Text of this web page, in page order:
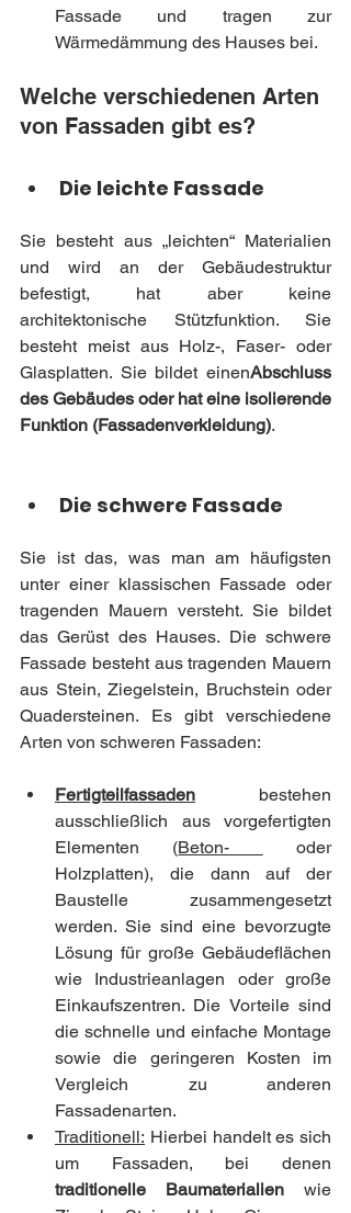
Fassade und tragen zur
Wärmedämmung des Hauses bei.
Welche verschiedenen Arten
von Fassaden gibt es?
Die leichte Fassade
Sie besteht aus „leichten“ Materialien
und wird an der Gebäudestruktur
befestigt, hat aber keine
architektonische Stützfunktion. Sie
besteht meist aus Holz-, Faser- oder
Glasplatten. Sie bildet einenAbschluss
des Gebäudes oder hat eine isolierende
Funktion (Fassadenverkleidung).
Die schwere Fassade
Sie ist das, was man am häufigsten
unter einer klassischen Fassade oder
tragenden Mauern versteht. Sie bildet
das Gerüst des Hauses. Die schwere
Fassade besteht aus tragenden Mauern
aus Stein, Ziegelstein, Bruchstein oder
Quadersteinen. Es gibt verschiedene
Arten von schweren Fassaden:
Fertigteilfassaden bestehen
ausschließlich aus vorgefertigten
Elementen (Beton-
oder
Holzplatten), die dann auf der
Baustelle zusammengesetzt
werden. Sie sind eine bevorzugte
Lösung für große Gebäudeflächen
wie Industrieanlagen oder große
Einkaufszentren. Die Vorteile sind
die schnelle und einfache Montage
sowie die geringeren Kosten im
Vergleich zu anderen
Fassadenarten.
Traditionell: Hierbei handelt es sich
traditionelle Baumaterialien wie